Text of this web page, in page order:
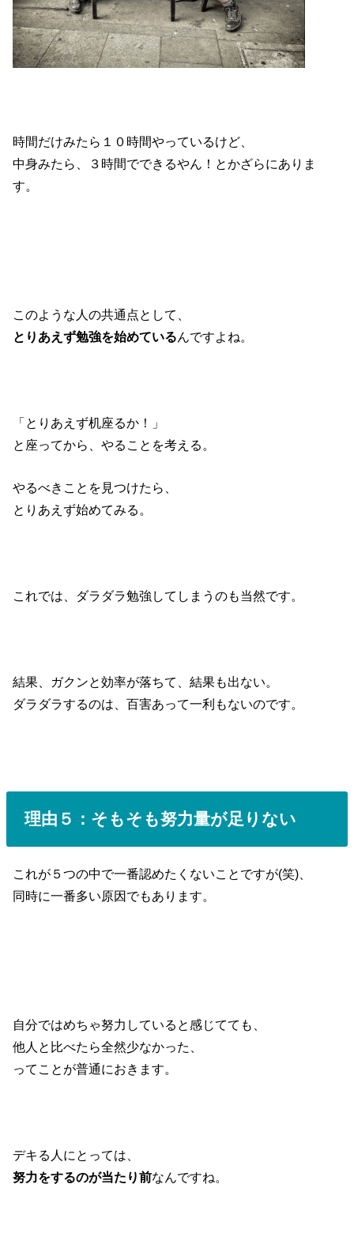
時間だけみたら１０時間やっているけど、
中身みたら、３時間でできるやん！とかざらにありま
す。
このような人の共通点として、
とりあえず勉強を始めているんですよね。
「とりあえず机座るか！」
と座ってから、やることを考える。
やるべきことを見つけたら、
とりあえず始めてみる。
これでは、ダラダラ勉強してしまうのも当然です。
結果、ガクンと効率が落ちて、結果も出ない。
ダラダラするのは、百害あって一利もないのです。
理由５：そもそも努力量が足りない
これが５つの中で一番認めたくないことですが(笑)、
同時に一番多い原因でもあります。
自分ではめちゃ努力していると感じてても、
他人と比べたら全然少なかった、
ってことが普通におきます。
デキる人にとっては、
努力をするのが当たり前なんですね。